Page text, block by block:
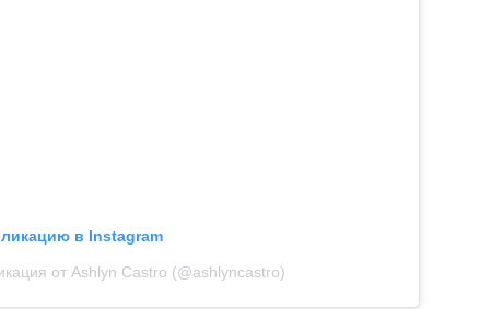
в Instagram
от Ashlyn Castro (@ashlyncastro)